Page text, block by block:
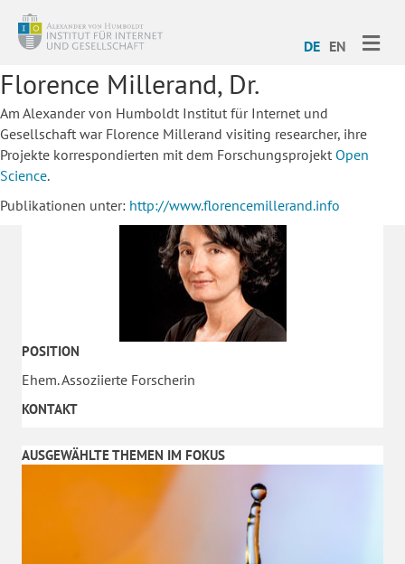
DE EN
Florence Millerand, Dr.
Am Alexander von Humboldt Institut für Internet und
Gesellschaft war Florence Millerand visiting researcher, ihre
Projekte korrespondierten mit dem Forschungsprojekt Open
Science.
Publikationen unter: http://www.florencemillerand.info
POSITION
Ehem. Assoziierte Forscherin
KONTAKT
AUSGEWÄHLTE THEMEN IM FOKUS